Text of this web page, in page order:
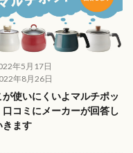
年5月17日
年8月26日
が使いにくいよマルチポッ
口コミにメーカーが回答し
きます